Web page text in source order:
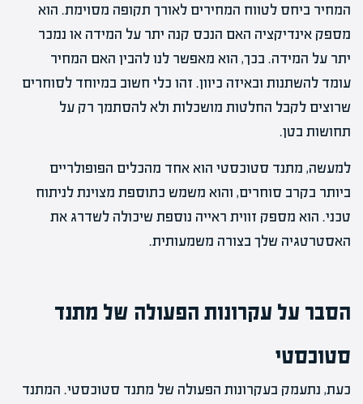
המחיר ביחס לטווח המחירים לאורך תקופה מסוימת. הוא
מספק אינדיקציה האם הנכס קנה יתר על המידה או נמכר
יתר על המידה. בכך, הוא מאפשר לנו להבין האם המחיר
עומד להשתנות ובאיזה כיוון. זהו כלי חשוב במיוחד לסוחרים
שרוצים לקבל החלטות מושכלות ולא להסתמך רק על
תחושות בטן.
למעשה, מתנד סטוכסטי הוא אחד מהכלים הפופולריים
ביותר בקרב סוחרים, והוא משמש כתוספת מצוינת לניתוח
טכני. הוא מספק זווית ראייה נוספת שיכולה לשדרג את
האסטרטגיה שלך בצורה משמעותית.
הסבר על עקרונות הפעולה של מתנד
סטוכסטי
כעת, נתעמק בעקרונות הפעולה של מתנד סטוכסטי. המתנד